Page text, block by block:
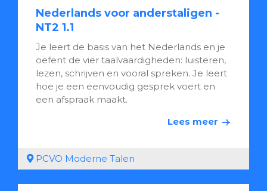
Nederlands voor anderstaligen -
NT2 1.1
Je leert de basis van het Nederlands en je
oefent de vier taalvaardigheden: luisteren,
lezen, schrijven en vooral spreken. Je leert
hoe je een eenvoudig gesprek voert en
een afspraak maakt.
Lees meer
PCVO Moderne Talen